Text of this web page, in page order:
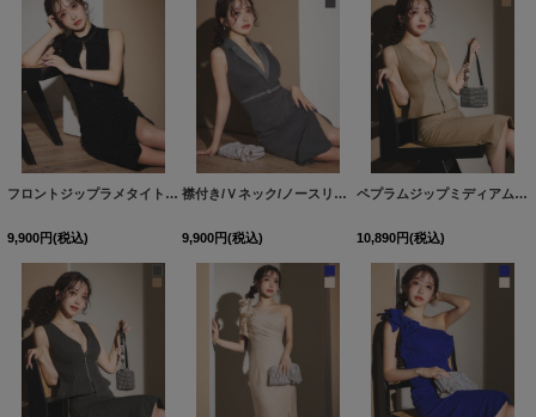
フロントジップラメタイトミディアムドレス/キャバドレス【XS-Lサイズ/1カラー】[OF03]【IM】
9,900円(税込)
襟付き/Ｖネック/ノースリーブ/スリット/タイト/ミディアムドレス/キャバドレス【S-Mサイズ/2カラー】[OF03]【IM】dzq
9,900円(税込)
ペプラムジップミディアムタイトセットアップドレス/キャバドレス【S-Lサイズ/2カラー】[OF03]【IM】dzqozFV
10,890円(税込)